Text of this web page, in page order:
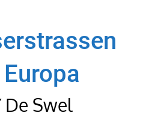
De Swel